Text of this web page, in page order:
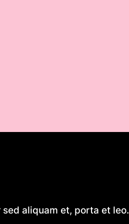
aliquam et, porta et leo.